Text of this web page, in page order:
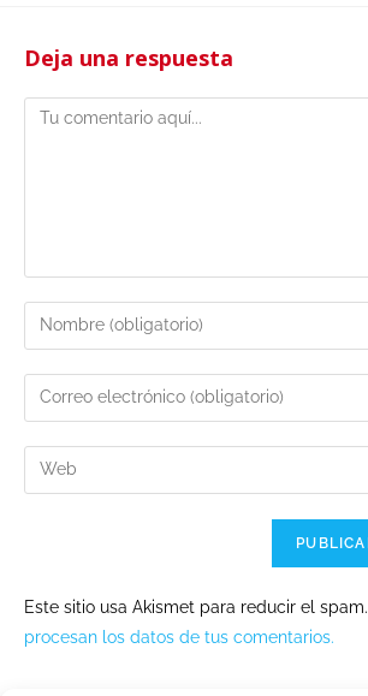
Deja una respuesta
Este sitio usa Akismet para reducir el spam.
procesan los datos de tus comentarios.